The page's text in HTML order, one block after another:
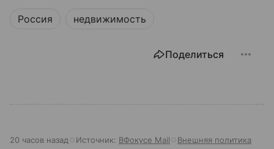
Россия недвижимость
Поделиться
20 часов назад Источник: ВФокусе Mail Внешняя политика